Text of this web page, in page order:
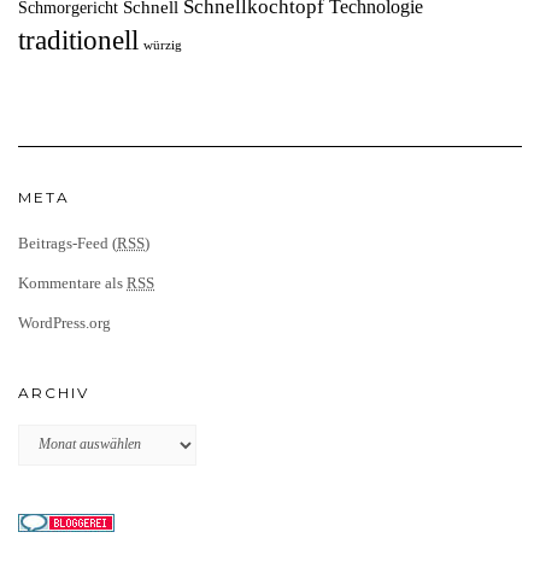
Schmorgericht Schnell Schnellkochtopf Technologie
traditionell würzig
META
Beitrags-Feed (RSS)
Kommentare als RSS
WordPress.org
ARCHIV
Archiv